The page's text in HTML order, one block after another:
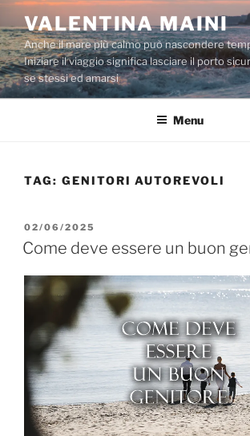
Salta
al
contenuto
VALENTINA MAINI
Anche il mare più calmo può nascondere
Iniziare il viaggio significa lasciare il porto
se stessi ed amarsi
Menu
TAG: GENITORI AUTOREVOLI
PUBBLICATO
IL
02/06/2025
Come deve essere un buon